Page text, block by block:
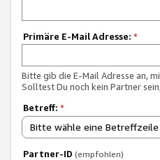
Primäre E-Mail Adresse: *
Bitte gib die E-Mail Adresse an,
Solltest Du noch kein Partner
Betreff: *
Bitte wähle eine Betreffzeile
Partner-ID (empfohlen)